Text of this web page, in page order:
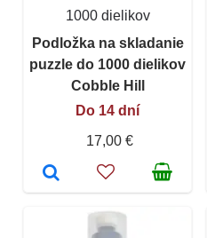
1000 dielikov
Podložka na skladanie
puzzle do 1000 dielikov
Cobble Hill
Do 14 dní
17,00 €